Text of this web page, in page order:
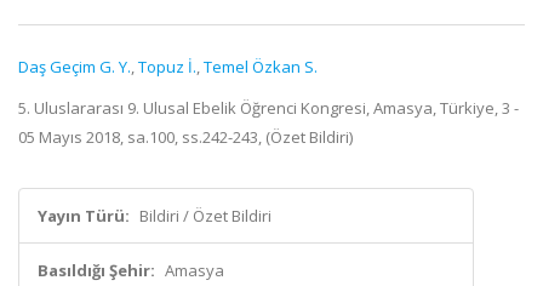
Daş Geçim G. Y.,Topuz İ.,Temel Özkan S.
5. Uluslararası 9. Ulusal Ebelik Öğrenci Kongresi, Amasya, Türkiye, 3 -
05 Mayıs 2018, sa.100, ss.242-243, (Özet Bildiri)
Yayın Türü: Bildiri / Özet Bildiri
Basıldığı Şehir: Amasya